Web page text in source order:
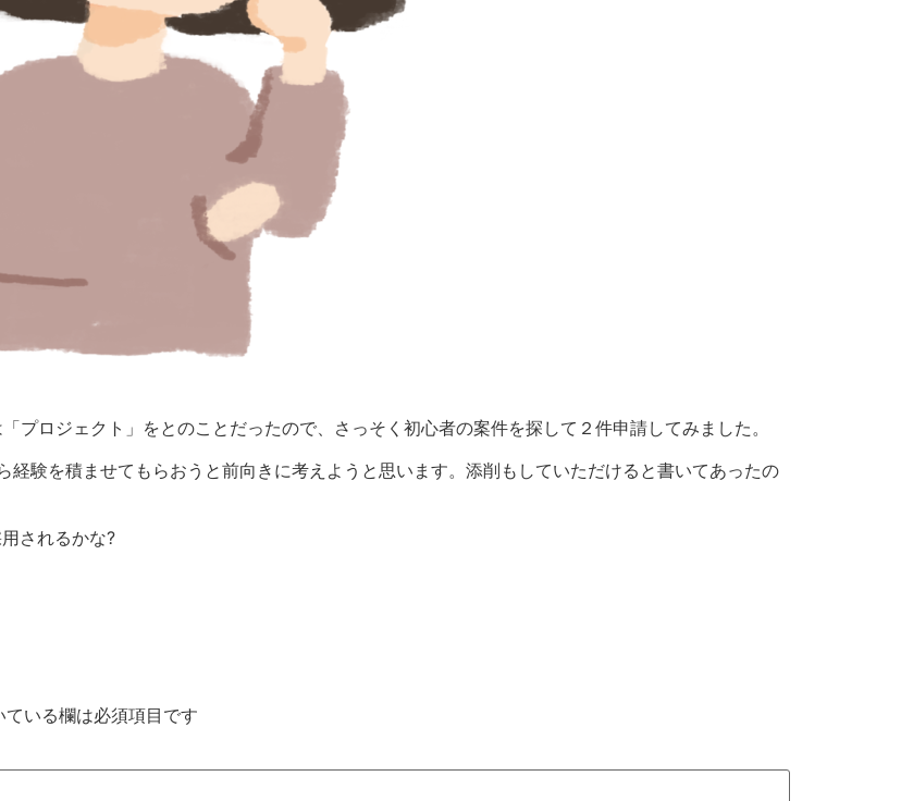
プロジェクト」をとのことだったので、さっそく初心者の案件を探して２件申請してみました。
経験を積ませてもらおうと前向きに考えようと思います。添削もしていただけると書いてあったの
されるかな?
ている欄は必須項目です